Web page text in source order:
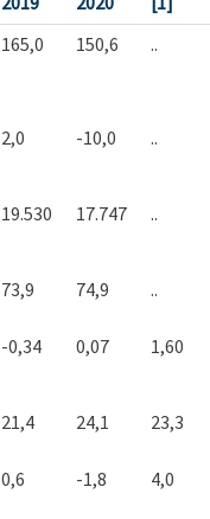
165,0 150,6 ..
2,0 -10,0 ..
19.530 17.747 ..
73,9 74,9 ..
-0,34 0,07 1,60
21,4 24,1 23,3
0,6 -1,8 4,0